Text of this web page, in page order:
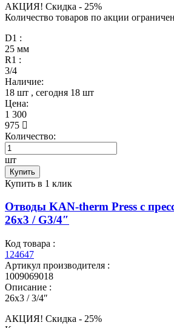
АКЦИЯ! Скидкa - 25%
Количество товаров по акции
D1 :
25 мм
R1 :
3/4
Наличие:
18 шт , сегодня 18 шт
Цена:
1 300
975
Количество:
шт
Купить
Купить в 1 клик
Отводы KAN-therm Press с
26x3 / G3/4″
Код товара :
124647
Артикул производителя :
1009069018
Описание :
26x3 / 3/4″
АКЦИЯ! Скидкa - 25%